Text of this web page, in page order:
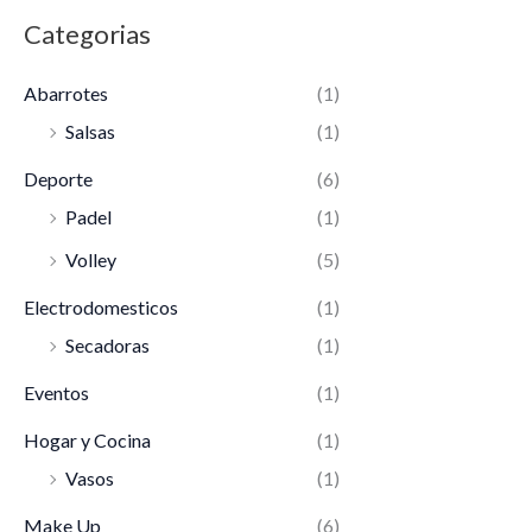
Categorias
Abarrotes
(1)
Salsas
(1)
Deporte
(6)
Padel
(1)
Volley
(5)
Electrodomesticos
(1)
Secadoras
(1)
Eventos (1)
Hogar y Cocina
(1)
Vasos
(1)
Make Up
(6)